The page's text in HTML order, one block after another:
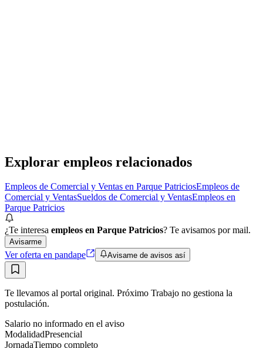
Explorar empleos relacionados
Empleos de Comercial y Ventas en Parque PatriciosEmpleos de
Comercial y VentasSueldos de Comercial y VentasEmpleos en
Parque Patricios
¿Te interesa empleos en Parque Patricios? Te avisamos por mail.
Avisarme
Ver oferta en pandape Avisame de avisos así
Te llevamos al portal original. Próximo Trabajo no gestiona la
postulación.
Salario no informado en el aviso
ModalidadPresencial
JornadaTiempo completo